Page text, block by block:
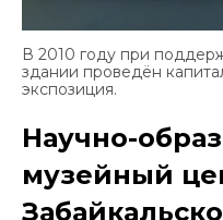
В 2010 году при
здании проведён
экспозиция.
Научно-
музейный